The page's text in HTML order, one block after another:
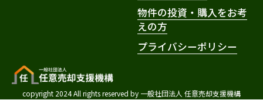
物件の投資・購入をお考
えの方
プライバシーポリシー
copyright 2024 All rights reserved by 一般社団法人 任意売却支援機構